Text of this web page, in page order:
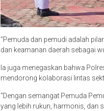
“Pemuda dan pemudi adalah
dan keamanan daerah sebagai
Ia juga menegaskan bahwa
mendorong kolaborasi lintas
“Dengan semangat Pemuda
yang lebih rukun, harmonis, dan